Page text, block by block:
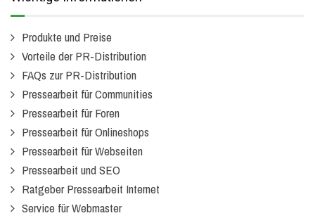
Produkte und Preise
Vorteile der PR-Distribution
FAQs zur PR-Distribution
Pressearbeit für Communities
Pressearbeit für Foren
Pressearbeit für Onlineshops
Pressearbeit für Webseiten
Pressearbeit und SEO
Ratgeber Pressearbeit Internet
Service für Webmaster